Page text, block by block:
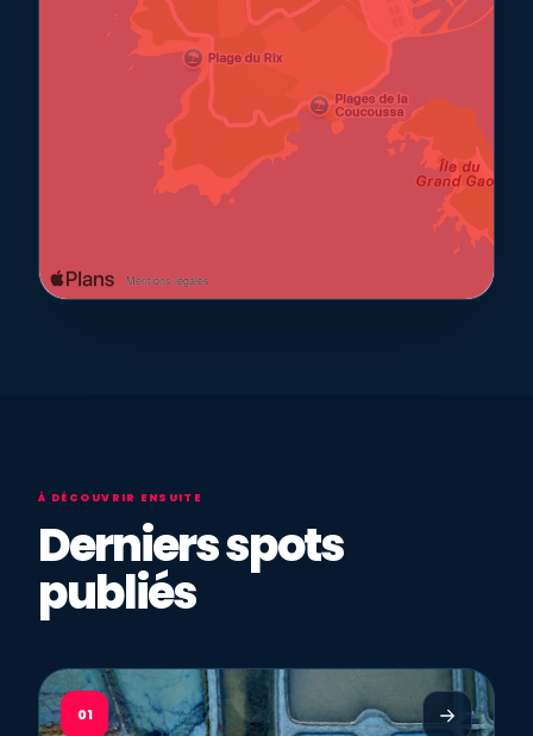
À DÉCOUVRIR ENSUITE
Derniers spots
publiés
01